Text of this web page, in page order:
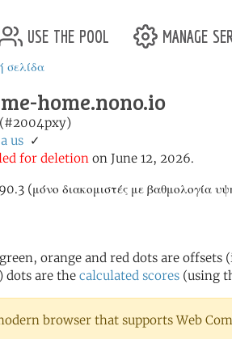
use the pool manage
σελίδα
home.nono.io
(#2004pxy)
us ✓
for deletion on June 12, 2026.
(μόνο διακομιστές με βαθμολογία
orange and red dots are
dots are the calculated scores (using
browser that supports Web